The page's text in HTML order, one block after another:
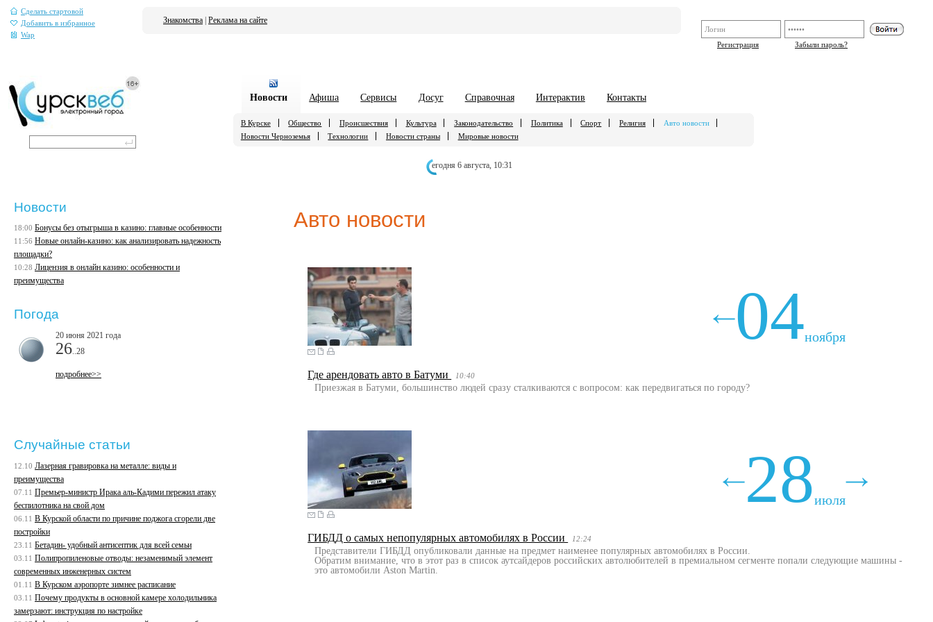
Сделать стартовой
Добавить в избранное
Wap
Регистрация
Забыли пароль?
Знакомства Реклама на сайте
Новости Афиша Сервисы Досуг Справочная Интерактив Контакты
В Курске Общество Происшествия Культура Законодательство Политика Спорт Религия
Авто новости
Новости Черноземья
Технологии Новости страны Мировые новости
егодня 6 августа, 10:31
Авто новости
ноября
04
Где арендовать авто в Батуми 10:40
Приезжая в Батуми, большинство людей сразу сталкиваются с вопросом: как передвигаться по городу?
июля
28
ГИБДД о самых непопулярных автомобилях в России 12:24
Представители ГИБДД опубликовали данные на предмет наименее популярных автомобилях в России.
Обратим внимание, что в этот раз в список аутсайдеров российских автолюбителей в премиальном сегменте попали следующие машины -
это автомобили Aston Martin.
Новости
18:00 Бонусы без отыгрыша в казино: главные особенности
11:56 Новые онлайн-казино: как анализировать надежность
площадки?
10:28 Лицензия в онлайн казино: особенности и
преимущества
Погода
20 июня 2021 года
26 ..28
подробнее>>
Случайные статьи
12.10 Лазерная гравировка на металле: виды и
преимущества
07.11 Премьер-министр Ирака аль-Кадими пережил атаку
беспилотника на свой дом
06.11 В Курской области по причине поджога сгорели две
постройки
23.11 Бетадин- удобный антисептик для всей семьи
03.11 Полипропиленовые отводы: незаменимый элемент
современных инженерных систем
01.11 В Курском аэропорте зимнее расписание
03.11 Почему продукты в основной камере холодильника
замерзают: инструкция по настройке